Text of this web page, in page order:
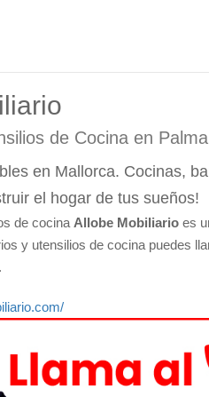
de Cocina en
en Mallorca. Cocinas,
el hogar de tus sueños!
de cocina Allobe Mobiliario es
y utensilios de cocina puedes